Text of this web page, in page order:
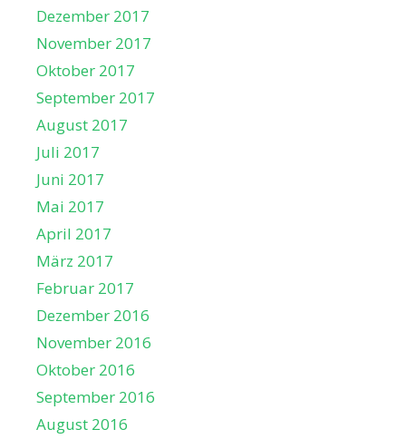
Dezember 2017
November 2017
Oktober 2017
September 2017
August 2017
Juli 2017
Juni 2017
Mai 2017
April 2017
März 2017
Februar 2017
Dezember 2016
November 2016
Oktober 2016
September 2016
August 2016